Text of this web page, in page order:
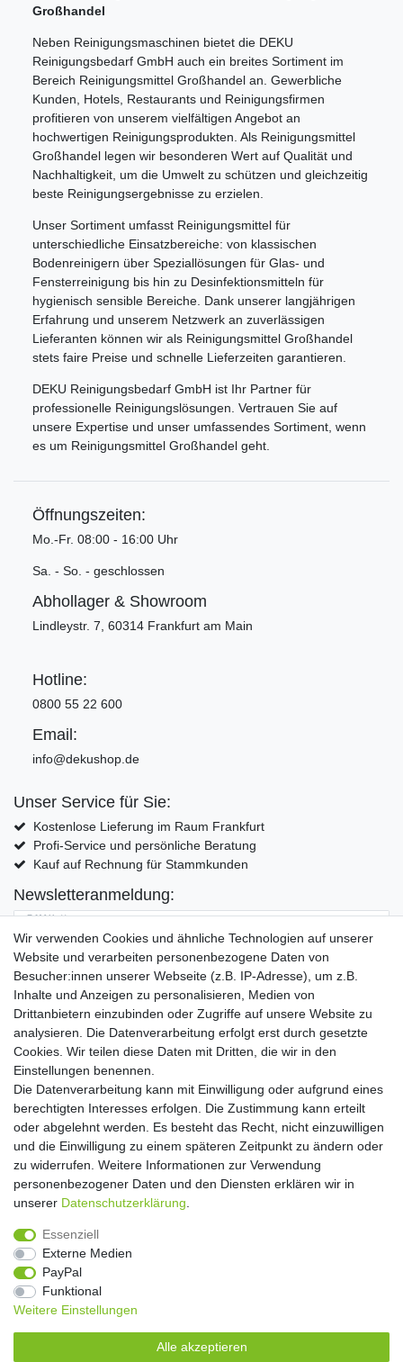
Großhandel
Neben Reinigungsmaschinen bietet die DEKU
Reinigungsbedarf GmbH auch ein breites Sortiment im
Bereich Reinigungsmittel Großhandel an. Gewerbliche
Kunden, Hotels, Restaurants und Reinigungsfirmen
profitieren von unserem vielfältigen Angebot an
hochwertigen Reinigungsprodukten. Als Reinigungsmittel
Großhandel legen wir besonderen Wert auf Qualität und
Nachhaltigkeit, um die Umwelt zu schützen und gleichzeitig
beste Reinigungsergebnisse zu erzielen.
Unser Sortiment umfasst Reinigungsmittel für
unterschiedliche Einsatzbereiche: von klassischen
Bodenreinigern über Speziallösungen für Glas- und
Fensterreinigung bis hin zu Desinfektionsmitteln für
hygienisch sensible Bereiche. Dank unserer langjährigen
Erfahrung und unserem Netzwerk an zuverlässigen
Lieferanten können wir als Reinigungsmittel Großhandel
stets faire Preise und schnelle Lieferzeiten garantieren.
DEKU Reinigungsbedarf GmbH ist Ihr Partner für
professionelle Reinigungslösungen. Vertrauen Sie auf
unsere Expertise und unser umfassendes Sortiment, wenn
es um Reinigungsmittel Großhandel geht.
Öffnungszeiten:
Mo.-Fr. 08:00 - 16:00 Uhr
Sa. - So. - geschlossen
Abhollager & Showroom
Lindleystr. 7, 60314 Frankfurt am Main
Hotline:
0800 55 22 600
Email:
info@dekushop.de
Unser Service für Sie:
Kostenlose Lieferung im Raum Frankfurt
Profi-Service und persönliche Beratung
Kauf auf Rechnung für Stammkunden
Newsletteranmeldung:
E-MAIL **
Hiermit bestätige ich, dass ich die Daten­schutz­erklärung
Einwilligung kann ich jederzeit widerrufen.**
Abonnieren
** Hierbei handelt es sich um ein Pflichtfeld.
Widerrufs­recht Widerrufs­formular Impressum
Daten­schutz­erklärung AGB Kontakt
Wir verwenden Cookies und ähnliche Technologien auf unserer
Website und verarbeiten personenbezogene Daten von
Besucher:innen unserer Webseite (z.B. IP-Adresse), um z.B.
Inhalte und Anzeigen zu personalisieren, Medien von
Drittanbietern einzubinden oder Zugriffe auf unsere Website zu
analysieren. Die Datenverarbeitung erfolgt erst durch gesetzte
Cookies. Wir teilen diese Daten mit Dritten, die wir in den
Einstellungen benennen.
Die Datenverarbeitung kann mit Einwilligung oder aufgrund eines
berechtigten Interesses erfolgen. Die Zustimmung kann erteilt
oder abgelehnt werden. Es besteht das Recht, nicht einzuwilligen
und die Einwilligung zu einem späteren Zeitpunkt zu ändern oder
zu widerrufen. Weitere Informationen zur Verwendung
personenbezogener Daten und den Diensten erklären wir in
unserer Daten­schutz­erklärung
Essenziell
Externe Medien
PayPal
Funktional
Weitere Einstellungen
Alle akzeptieren
Copyright 2016 | Dekushop.de | Alle Rechte vorbehalten. |
Angebote gelten nur für Industrie, Handel, Handwerk und
Widerrufs­recht